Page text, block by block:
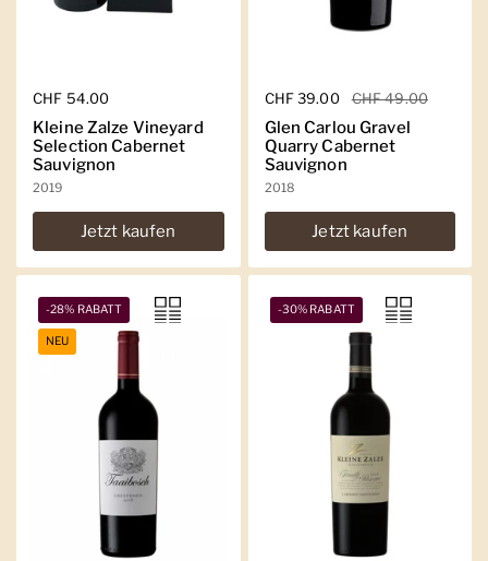
Regulärer Preis
CHF 54.00
Kleine Zalze Vineyard
Selection Cabernet
Sauvignon
2019
Jetzt kaufen
Regulärer Preis
CHF 39.00 Sale-Preis
CHF 49.00
Glen Carlou Gravel
Quarry Cabernet
Sauvignon
2018
Jetzt kaufen
-28% RABATT
NEU
-30% RABATT